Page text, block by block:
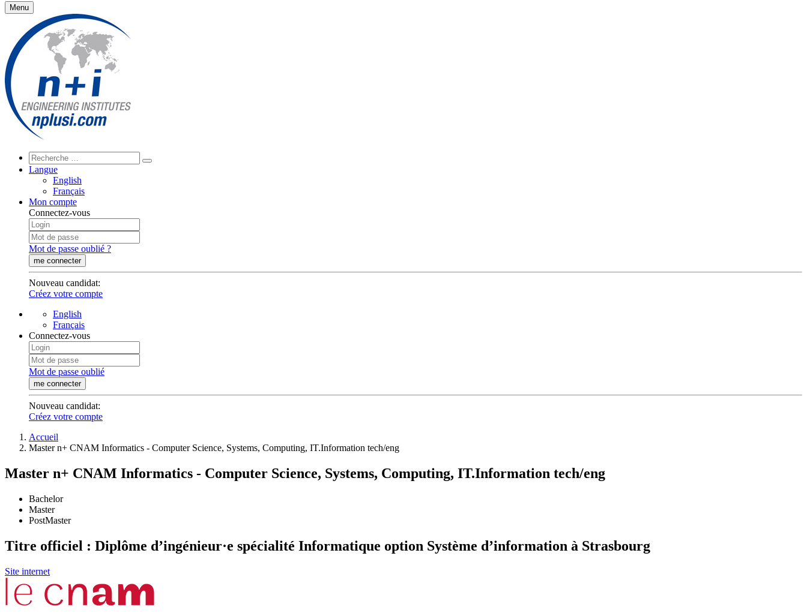
Menu
Langue
English
Français
Mon compte
Connectez-vous
Mot de passe oublié ?
me connecter
Nouveau candidat:
Créez votre compte
English
Français
Connectez-vous
Mot de passe oublié
me connecter
Nouveau candidat:
Créez votre compte
Accueil
Master n+ CNAM Informatics - Computer Science, Systems, Computing, IT.Information tech/eng
Master n+ CNAM Informatics - Computer Science, Systems, Computing, IT.Information tech/eng
Bachelor
Master
PostMaster
Titre officiel : Diplôme d’ingénieur·e spécialité Informatique option Système d’information à Strasbourg
Site internet